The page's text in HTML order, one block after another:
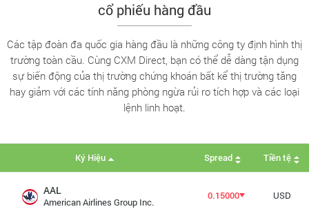
cổ phiếu hàng đầu
Các tập đoàn đa quốc gia hàng đầu là những công ty định hình thị
trường toàn cầu. Cùng CXM Direct, bạn có thể dễ dàng tận dụng
sự biến động của thị trường chứng khoán bất kể thị trường tăng
hay giảm với các tính năng phòng ngừa rủi ro tích hợp và các loại
lệnh linh hoạt.
Ký Hiệu Spread Tiền tệ
AAL
American Airlines Group Inc.
0.15000 USD